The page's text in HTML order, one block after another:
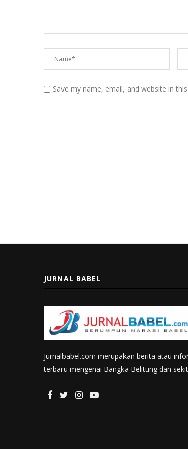
Save my name, email, and website in
JURNAL BABEL
Jurnalbabel.com merupakan berita atau
terbaru mengenai Bangka Belitung dan